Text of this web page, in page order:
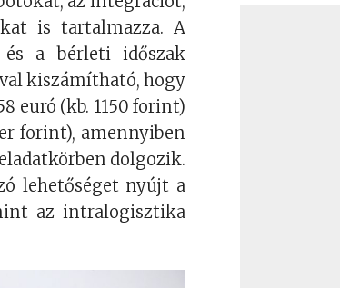
is tartalmazza. A
a bérleti időszak
kiszámítható, hogy
euró (kb. 1150 forint)
forint), amennyiben
dolgozik.
lehetőséget nyújt a
az intralogisztika